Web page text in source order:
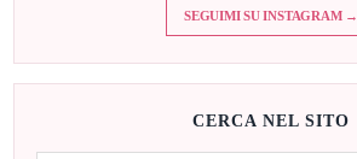
SEGUIMI SU INSTAGRAM →
CERCA NEL SITO